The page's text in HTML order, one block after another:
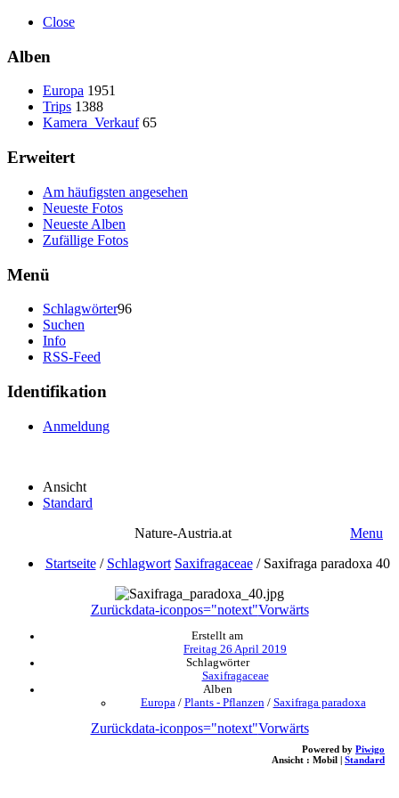
Close
Alben
Europa 1951
Trips 1388
Kamera_Verkauf 65
Erweitert
Am häufigsten angesehen
Neueste Fotos
Neueste Alben
Zufällige Fotos
Menü
Schlagwörter96
Suchen
Info
RSS-Feed
Identifikation
Anmeldung
Ansicht
Standard
Nature-Austria.at
Menu
Startseite/ Schlagwort Saxifragaceae/ Saxifraga paradoxa 40
Zurückdata-iconpos="notext"Vorwärts
Erstellt am
Freitag 26 April 2019
Schlagwörter
Saxifragaceae
Alben
Europa / Plants - Pflanzen / Saxifraga paradoxa
Zurückdata-iconpos="notext"Vorwärts
Powered by Piwigo
Ansicht : Mobil Standard